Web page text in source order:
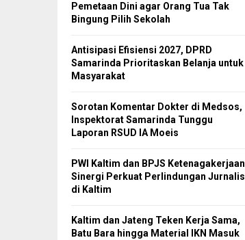
Pemetaan Dini agar Orang Tua Tak
Bingung Pilih Sekolah
Antisipasi Efisiensi 2027, DPRD
Samarinda Prioritaskan Belanja untuk
Masyarakat
Sorotan Komentar Dokter di Medsos,
Inspektorat Samarinda Tunggu
Laporan RSUD IA Moeis
PWI Kaltim dan BPJS Ketenagakerjaan
Sinergi Perkuat Perlindungan Jurnalis
di Kaltim
Kaltim dan Jateng Teken Kerja Sama,
Batu Bara hingga Material IKN Masuk